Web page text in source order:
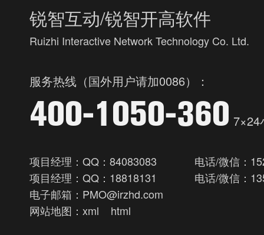
锐智互动/锐智开高软件
Ruizhi Interactive Network Technology Co. Ltd.
服务热线（国外用户请加0086）：
400-1050-360 7×24
项目经理：QQ：84083083
电话/微信：
项目经理：QQ：18818131
电话/微信：
电子邮箱：PMO@irzhd.com
网站地图： xml html